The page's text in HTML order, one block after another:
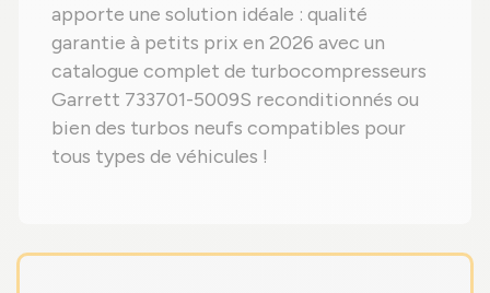
apporte une solution idéale : qualité
garantie à petits prix en 2026 avec un
catalogue complet de turbocompresseurs
Garrett 733701-5009S reconditionnés ou
bien des turbos neufs compatibles pour
tous types de véhicules !